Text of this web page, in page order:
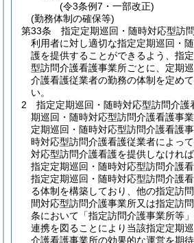
(令3条例7・一部改正)
(勤務体制の確保等)
第33条
指定定期巡回・随時対応型訪
利用者に対し適切な指定定期巡回・
護を提供することができるよう、指
型訪問介護看護事業所ごとに、定期
介護看護従業者の勤務の体制を定め
い。
2
指定定期巡回・随時対応型訪問介護
期巡回・随時対応型訪問介護看護事
定期巡回・随時対応型訪問介護看護
時対応型訪問介護看護従業者によっ
対応型訪問介護看護を提供しなければ
指定定期巡回・随時対応型訪問介護
指定定期巡回・随時対応型訪問介護
る体制を構築しており、他の指定訪
間対応型訪問介護事業所又は指定訪
条において「指定訪問介護事業所等
連携を図ることにより当該指定定期
介護看護事業所の効果的な運営を期